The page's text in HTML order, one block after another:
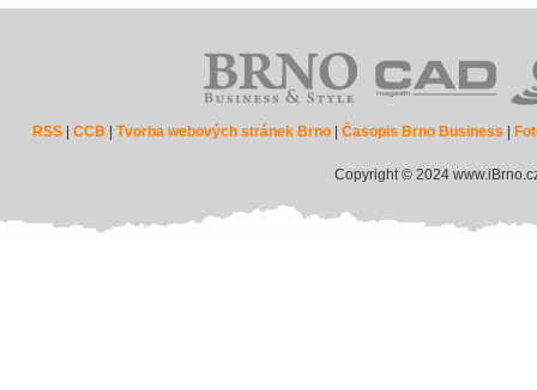
RSS |CCB |Tvorba webových stránek Brno |Časopis Brno Business
Copyright © 2024